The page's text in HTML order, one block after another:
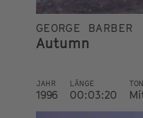
GEORGE BARBER
Autumn
JAHR
1996
LÄNGE
00:03:20
TON